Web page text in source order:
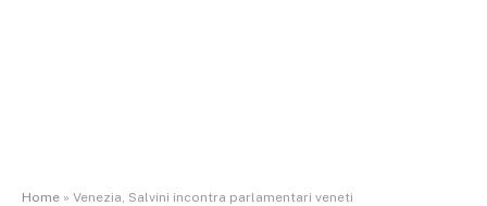
Home » Venezia, Salvini incontra parlamentari veneti